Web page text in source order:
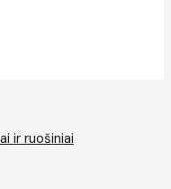
ir ruošiniai